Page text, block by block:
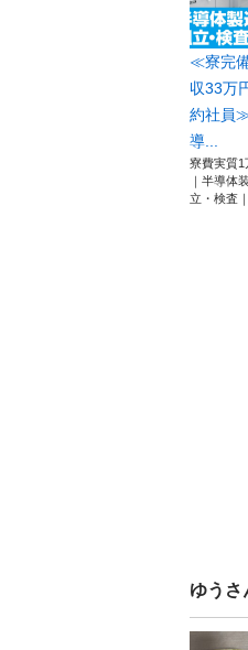
≪寮完
収33万
約社員
導...
寮費実質1
｜半導体
立・検査｜
ゆう さ